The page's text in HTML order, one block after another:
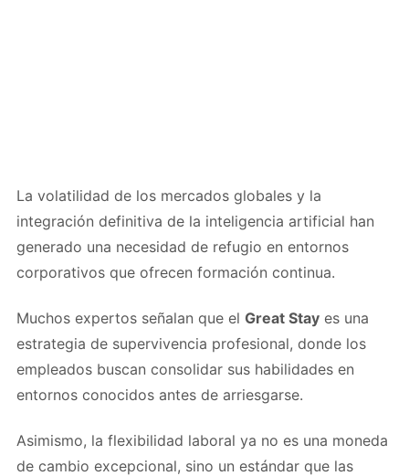
La volatilidad de los mercados globales y la
integración definitiva de la inteligencia artificial han
generado una necesidad de refugio en entornos
corporativos que ofrecen formación continua.
Muchos expertos señalan que el Great Stay es una
estrategia de supervivencia profesional, donde los
empleados buscan consolidar sus habilidades en
entornos conocidos antes de arriesgarse.
Asimismo, la flexibilidad laboral ya no es una moneda
de cambio excepcional, sino un estándar que las